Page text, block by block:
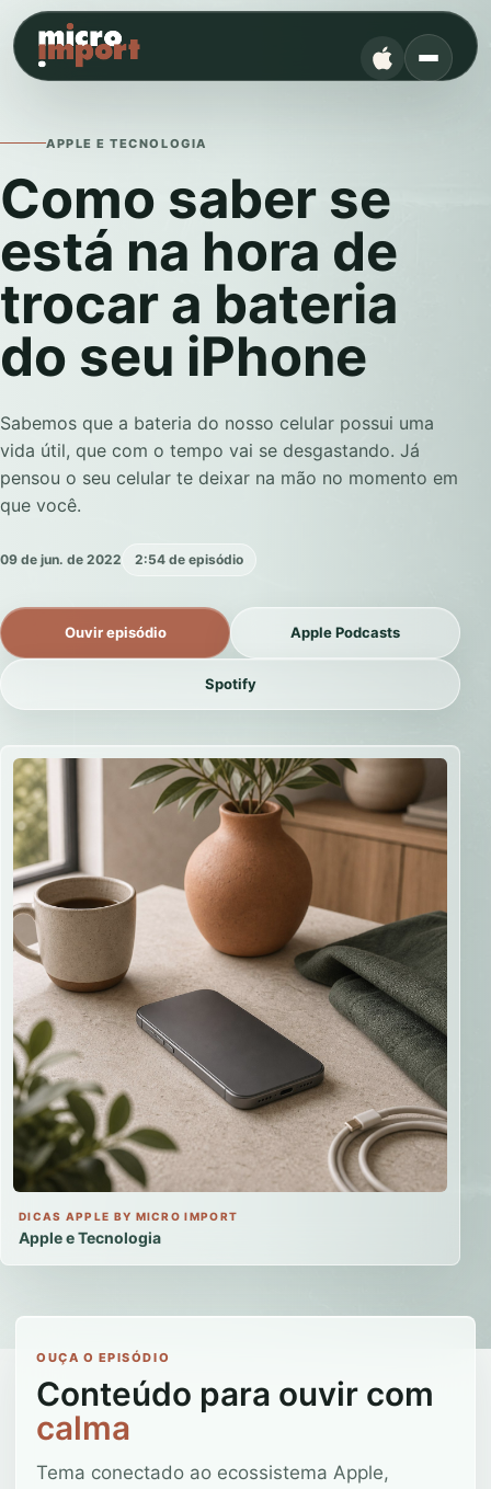
APPLE E TECNOLOGIA
Como saber se
está na hora de
trocar a bateria
do seu iPhone
Sabemos que a bateria do nosso celular possui uma
vida útil, que com o tempo vai se desgastando. Já
pensou o seu celular te deixar na mão no momento em
que você.
09 de jun. de 2022 2:54 de episódio
Ouvir episódio Apple Podcasts
Spotify
DICAS APPLE BY MICRO IMPORT
Apple e Tecnologia
OUÇA O EPISÓDIO
Conteúdo para ouvir com
calma
Tema conectado ao ecossistema Apple,